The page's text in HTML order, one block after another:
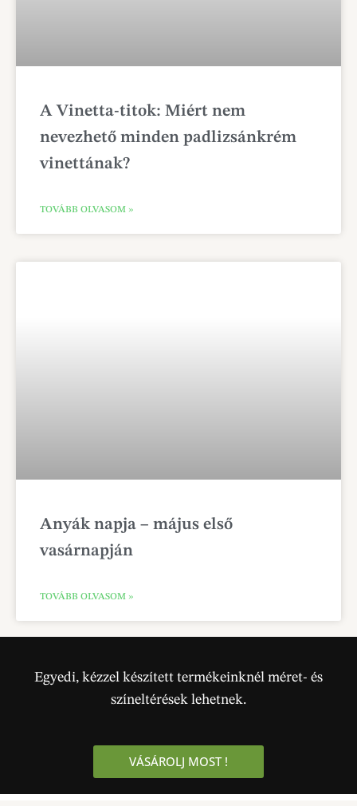
A Vinetta-titok: Miért nem
nevezhető minden padlizsánkrém
vinettának?
Anyák napja – május első
vasárnapján
Egyedi, kézzel készített termékeinknél méret- és
színeltérések lehetnek.
VÁSÁROLJ MOST !